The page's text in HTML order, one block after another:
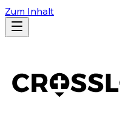
Zum Inhalt